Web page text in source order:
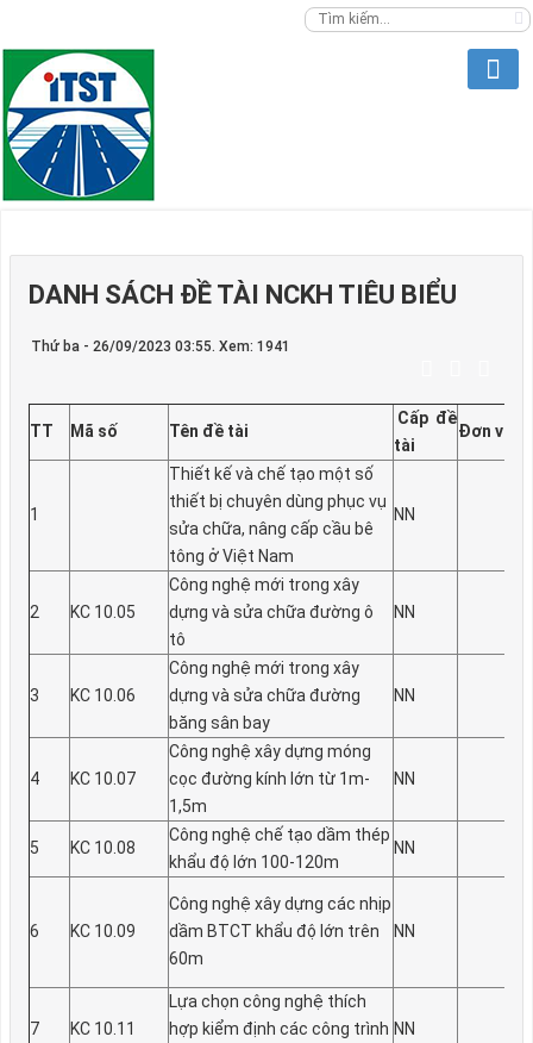
DANH SÁCH ĐỀ TÀI NCKH TIÊU BIỂU
Thứ ba - 26/09/2023 03:55. Xem: 1941
TT Mã số Tên đề tài
Cấp đề
tài
Đơn vị
1
Thiết kế và chế tạo một số
thiết bị chuyên dùng phục vụ
sửa chữa, nâng cấp cầu bê
tông ở Việt Nam
NN
2 KC 10.05
Công nghệ mới trong xây
dựng và sửa chữa đư­ờng ô
tô
NN
3 KC 10.06
Công nghệ mới trong xây
dựng và sửa chữa đư­ờng
băng sân bay
NN
4 KC 10.07
Công nghệ xây dựng móng
cọc đ­ường kính lớn từ 1m-
1,5m
NN
5 KC 10.08
Công nghệ chế tạo dầm thép
khẩu độ lớn 100-120m
NN
6 KC 10.09
Công nghệ xây dựng các nhịp
dầm BTCT khẩu độ lớn trên
60m
NN
7 KC 10.11
Lựa chọn công nghệ thích
hợp kiểm định các công trình NN